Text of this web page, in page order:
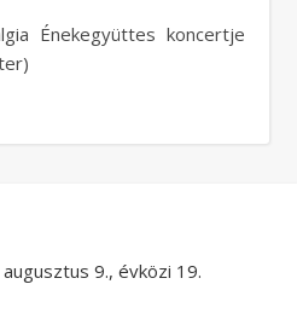
Énekegyüttes koncertje
9., évközi 19.